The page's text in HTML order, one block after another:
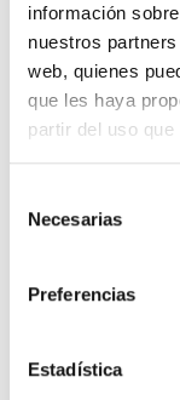
información
nuestros
web, quienes
que les haya
partir del uso
Necesarias
Preferencias
Estadística
Disponible en
Ver opciones›